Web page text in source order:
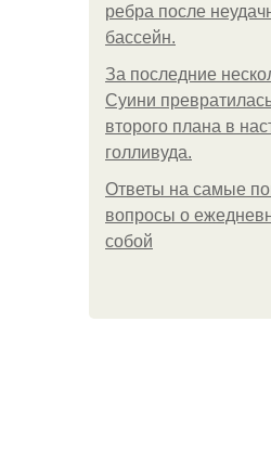
ребра после
бассейн.
За последние
Суини
второго плана в
голливуда.
Ответы на самые
вопросы о
собой